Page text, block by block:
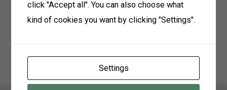
2023 оны 04-р сарын 20-ний өдрийг хүртэл
click "Accept all". You can also choose what
kind of cookies you want by clicking "Settings".
Settings